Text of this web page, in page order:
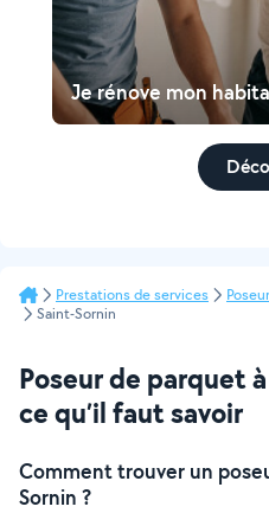
Je rénove mon
Prestations de services
Saint-Sornin
Poseur de parquet
ce qu’il faut savoir
Comment trouver un
Sornin ?